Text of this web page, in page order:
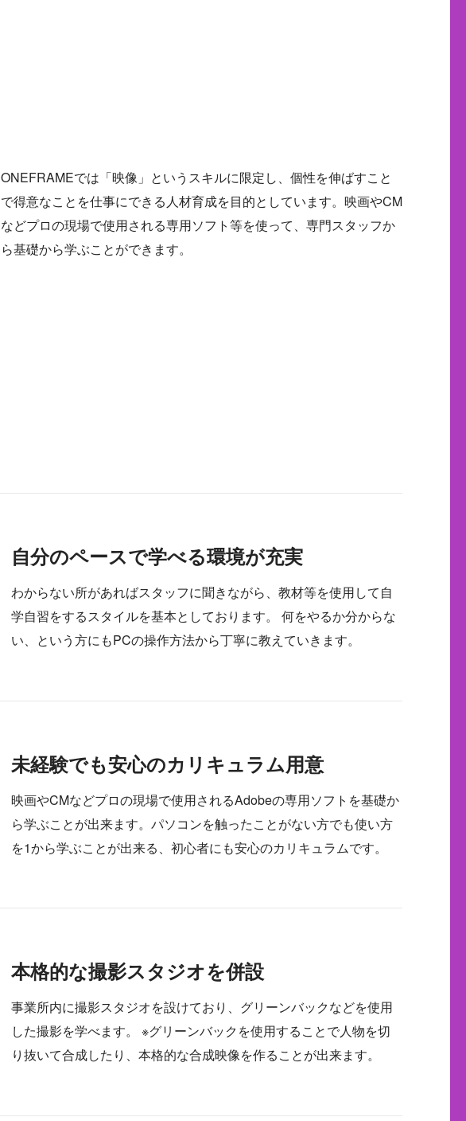
ONEFRAMEでは「映像」というスキルに限定し、個性を伸ばすこと
で得意なことを仕事にできる人材育成を目的としています。映画やCM
などプロの現場で使用される専用ソフト等を使って、専門スタッフか
ら基礎から学ぶことができます。
自分のペースで学べる環境が充実
わからない所があればスタッフに聞きながら、教材等を使用して自
学自習をするスタイルを基本としております。 何をやるか分からな
い、という方にもPCの操作方法から丁寧に教えていきます。
未経験でも安心のカリキュラム用意
映画やCMなどプロの現場で使用されるAdobeの専用ソフトを基礎か
ら学ぶことが出来ます。パソコンを触ったことがない方でも使い方
を1から学ぶことが出来る、初心者にも安心のカリキュラムです。
本格的な撮影スタジオを併設
事業所内に撮影スタジオを設けており、グリーンバックなどを使用
した撮影を学べます。 ※グリーンバックを使用することで人物を切
り抜いて合成したり、本格的な合成映像を作ることが出来ます。